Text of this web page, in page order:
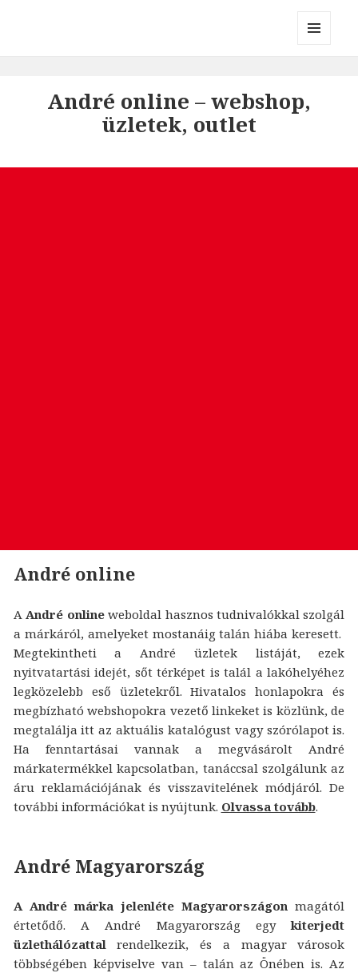
André online – webshop,
üzletek, outlet
André online
A André onlineweboldal hasznos tudnivalókkal szolgál
a márkáról, amelyeket mostanáig talán hiába keresett.
Megtekintheti a André üzletek listáját, ezek
nyitvatartási idejét, sőt térképet is talál a lakóhelyéhez
legközelebb eső üzletekről. Hivatalos honlapokra és
megbízható webshopokra vezető linkeket is közlünk, de
megtalálja itt az aktuális katalógust vagy szórólapot is.
Ha fenntartásai vannak a megvásárolt André
márkatermékkel kapcsolatban, tanáccsal szolgálunk az
áru reklamációjának és visszavitelének módjáról. De
további információkat is nyújtunk. Olvassa tovább.
André Magyarország
A André márka jelenléte Magyarországon magától
értetődő. A André Magyarország egykiterjedt
üzlethálózattalrendelkezik, és a magyar városok
többségében képviselve van – talán az Önében is. Az